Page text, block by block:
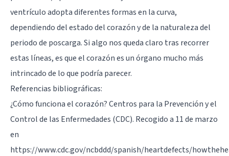
ventrículo adopta diferentes formas en la curva,
dependiendo del estado del corazón y de la naturaleza del
periodo de poscarga. Si algo nos queda claro tras recorrer
estas líneas, es que el corazón es un órgano mucho más
intrincado de lo que podría parecer.
Referencias bibliográficas:
¿Cómo funciona el corazón? Centros para la Prevención y el
Control de las Enfermedades (CDC). Recogido a 11 de marzo
en
https://www.cdc.gov/ncbddd/spanish/heartdefects/